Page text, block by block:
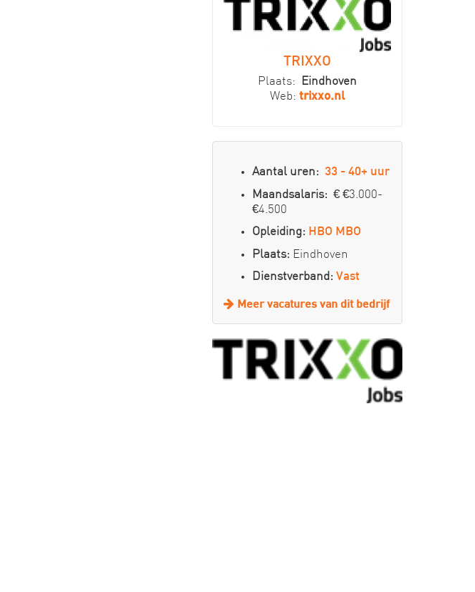
TRIXXO
Plaats:
Eindhoven
Web: trixxo.nl
Aantal uren: 33 - 40+ uur
Maandsalaris: € €3.000-
€4.500
Opleiding: HBO MBO
Plaats: Eindhoven
Dienstverband: Vast
Meer vacatures van dit bedrijf